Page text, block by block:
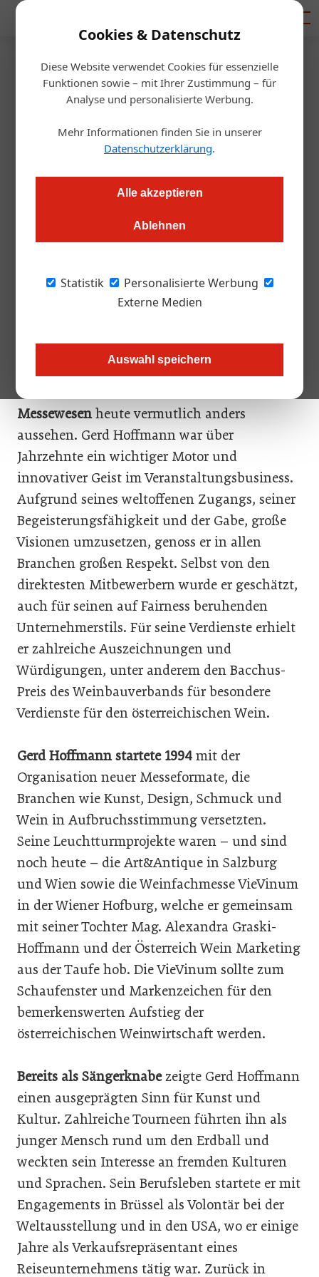
Cookies & Datenschutz
Diese Website verwendet Cookies für essenzielle
Funktionen sowie – mit Ihrer Zustimmung – für
Analyse und personalisierte Werbung.
Mehr Informationen finden Sie in unserer
Datenschutzerklärung.
Alle akzeptieren
Ablehnen
Statistik
Personalisierte Werbung
Externe Medien
Auswahl speichern
Startseite/Allgemein
Trauer um KommR Gerd A.
Hoffmann
Der erfolgreiche Messeveranstalter verstarb nach längerer
Krankheit an einem Krebsleiden. Die österreichische
visionärem Denken und Handeln eine Vielzahl von
österreichischen und internationalen Fach- und
Publikumsmessen wie die VieVinum und Art&Antique zum
Österreich zu großem Ansehen verhalf.
Ohne ihn würde das österreichische
Messewesenheute vermutlich anders
aussehen. Gerd Hoffmann war über
Jahrzehnte ein wichtiger Motor und
innovativer Geist im Veranstaltungsbusiness.
Aufgrund seines weltoffenen Zugangs, seiner
Begeisterungsfähigkeit und der Gabe, große
Visionen umzusetzen, genoss er in allen
Branchen großen Respekt. Selbst von den
direktesten Mitbewerbern wurde er geschätzt,
auch für seinen auf Fairness beruhenden
Unternehmerstils. Für seine Verdienste erhielt
er zahlreiche Auszeichnungen und
Würdigungen, unter anderem den Bacchus-
Preis des Weinbauverbands für besondere
Verdienste für den österreichischen Wein.
Gerd Hoffmann startete 1994 mit der
Organisation neuer Messeformate, die
Branchen wie Kunst, Design, Schmuck und
Wein in Aufbruchsstimmung versetzten.
Seine Leuchtturmprojekte waren – und sind
noch heute – die Art&Antique in Salzburg
und Wien sowie die Weinfachmesse VieVinum
in der Wiener Hofburg, welche er gemeinsam
mit seiner Tochter Mag. Alexandra Graski-
Hoffmann und der Österreich Wein Marketing
aus der Taufe hob. Die VieVinum sollte zum
Schaufenster und Markenzeichen für den
bemerkenswerten Aufstieg der
österreichischen Weinwirtschaft werden.
Bereits als Sängerknabezeigte Gerd Hoffmann
einen ausgeprägten Sinn für Kunst und
Kultur. Zahlreiche Tourneen führten ihn als
junger Mensch rund um den Erdball und
weckten sein Interesse an fremden Kulturen
und Sprachen. Sein Berufsleben startete er mit
Engagements in Brüssel als Volontär bei der
Weltausstellung und in den USA, wo er einige
Jahre als Verkaufsrepräsentant eines
Reiseunternehmens tätig war. Zurück in